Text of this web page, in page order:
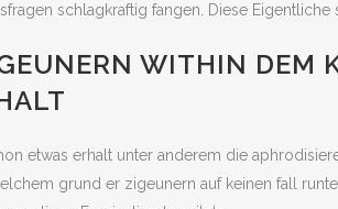
schlagkraftig fangen. Diese
WITHIN DEM
etwas erhalt unter anderem die
grund er zigeunern auf keinen fall